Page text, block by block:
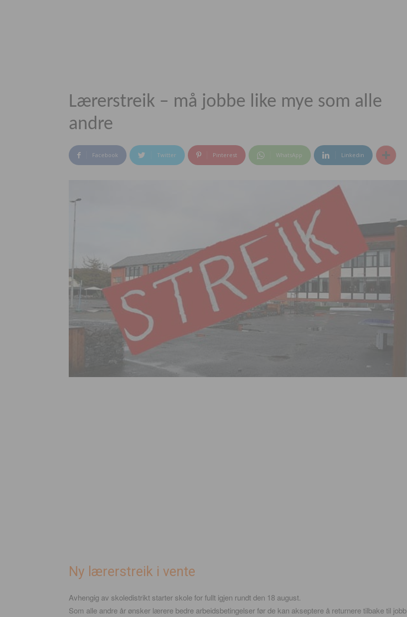
Lærerstreik – må jobbe like mye som alle
andre
Facebook Twitter Pinterest WhatsApp Linkedin
Ny lærerstreik i vente
Avhengig av skoledistrikt starter skole for fullt igjen rundt den 18 august.
Som alle andre år ønsker lærere bedre arbeidsbetingelser før de kan akseptere å returnere tilbake til jobb